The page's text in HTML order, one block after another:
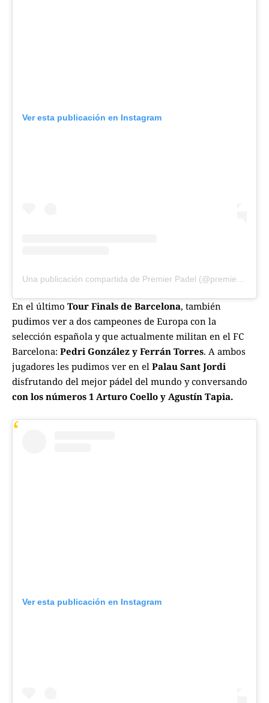
Ver esta publicación en Instagram
En el último Tour Finals de Barcelona, también
pudimos ver a dos campeones de Europa con la
selección española y que actualmente militan en el FC
Barcelona: Pedri González y Ferrán Torres. A ambos
jugadores les pudimos ver en el Palau Sant Jordi
disfrutando del mejor pádel del mundo y conversando
con los números 1 Arturo Coello y Agustín Tapia.
Ver esta publicación en Instagram